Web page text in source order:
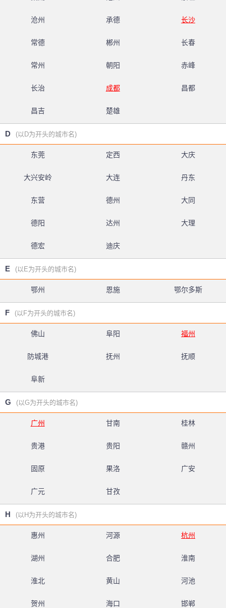
沧州 承德 长沙
常德 郴州 长春
常州 朝阳 赤峰
长治 成都 昌都
昌吉 楚雄
D (以D为开头的城市名)
东莞 定西 大庆
大兴安岭 大连 丹东
东营 德州 大同
德阳 达州 大理
德宏 迪庆
E (以E为开头的城市名)
鄂州 恩施 鄂尔多斯
F (以F为开头的城市名)
佛山 阜阳 福州
防城港 抚州 抚顺
阜新
G (以G为开头的城市名)
广州 甘南 桂林
贵港 贵阳 赣州
固原 果洛 广安
广元 甘孜
H (以H为开头的城市名)
惠州 河源 杭州
湖州 合肥 淮南
淮北 黄山 河池
贺州 海口 邯郸